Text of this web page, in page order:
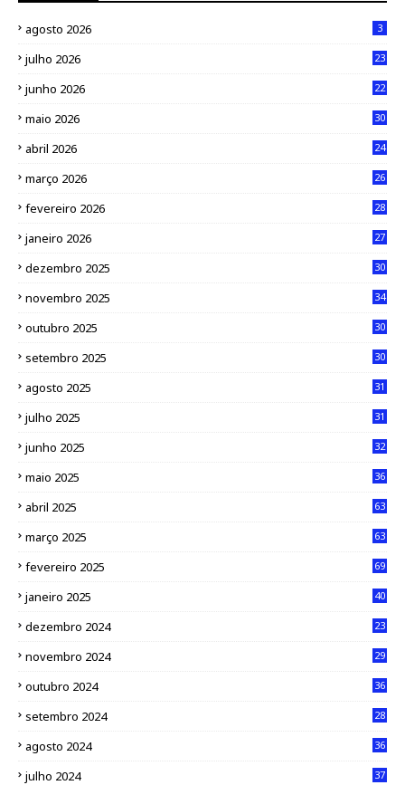
agosto 2026 3
julho 2026 23
junho 2026 22
maio 2026 30
abril 2026 24
março 2026 26
fevereiro 2026 28
janeiro 2026 27
dezembro 2025 30
novembro 2025 34
outubro 2025 30
setembro 2025 30
agosto 2025 31
julho 2025 31
junho 2025 32
maio 2025 36
abril 2025 63
março 2025 63
fevereiro 2025 69
janeiro 2025 40
dezembro 2024 23
novembro 2024 29
outubro 2024 36
setembro 2024 28
agosto 2024 36
julho 2024 37